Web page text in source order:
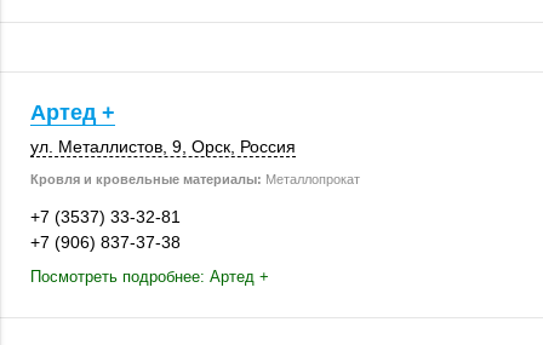
Артед +
ул. Металлистов, 9 Орск Россия
Кровля и кровельные материалы: Металлопрокат
+7 (3537) 33-32-81
+7 (906) 837-37-38
Посмотреть подробнее: Артед +